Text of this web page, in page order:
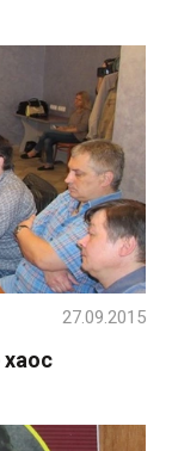
27.09.2015